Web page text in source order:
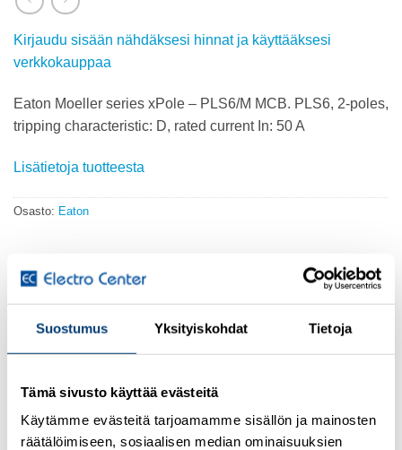
Suostumus Yksityiskohdat Tietoja
Tämä sivusto käyttää evästeitä
Käytämme evästeitä tarjoamamme sisällön ja mainosten
räätälöimiseen, sosiaalisen median ominaisuuksien
Kirjaudu sisään nähdäksesi hinnat ja käyttääksesi
verkkokauppaa
Eaton Moeller series xPole – PLS6/M MCB. PLS6, 2-poles,
tripping characteristic: D, rated current In: 50 A
Lisätietoja tuotteesta
Osasto: Eaton
PRODUCT NAME
Eaton Moeller series xPole – PLS6/M MCB